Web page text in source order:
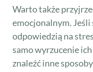
Warto także
emocjonalnym. Jeśli
odpowiedzią na
samo wyrzucenie
znaleźć inne